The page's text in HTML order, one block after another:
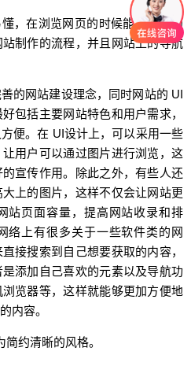
在浏览网页的时候能够很好的
制作的流程，并且网站上的导航
网站建设理念，同时网站的 UI
包括主要网站特色和用户需求，
便。在 UI设计上，可以采用一些
用户可以通过图片进行浏览，这
宣传作用。除此之外，有些人还
上的图片，这样不仅会让网站更
站页面容量，提高网站收录和排
络上有很多关于一些软件类的网
接搜索到自己想要获取的内容，
添加自己喜欢的元素以及导航功
览器等，这样就能够更加方便地
内容。
约清晰的风格。